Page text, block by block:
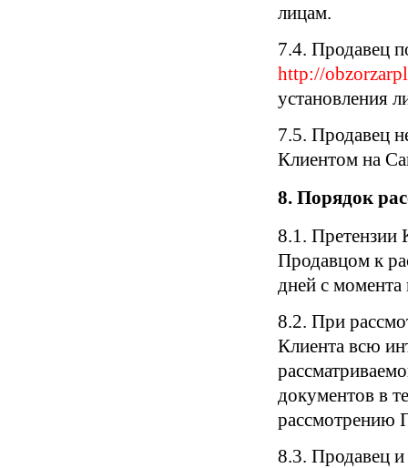
лицам.
7.4. Продавец
http://
установления
7.5. Продавец
Клиентом на
8. Порядок
8.1. Претензии
Продавцом к
дней с момента
8.2. При
Клиента всю
документов в
рассмотрению
8.3. Продавец